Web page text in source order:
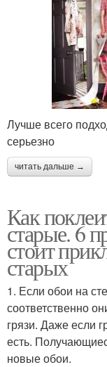
Лучше всего
серьезно
читать дальше →
Как
старые. 6
стоит
старых
1. Если обои на
соответственно
грязи. Даже если
есть.
новые обои.